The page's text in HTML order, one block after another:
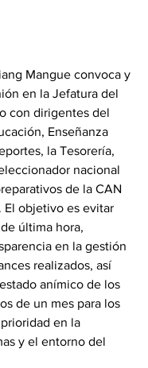
Mangue convoca y
en la Jefatura del
con dirigentes del
Enseñanza
la Tesorería,
nacional
de la CAN
El objetivo es evitar
última hora,
en la gestión
realizados, así
anímico de los
de un mes para los
en la
y el entorno del